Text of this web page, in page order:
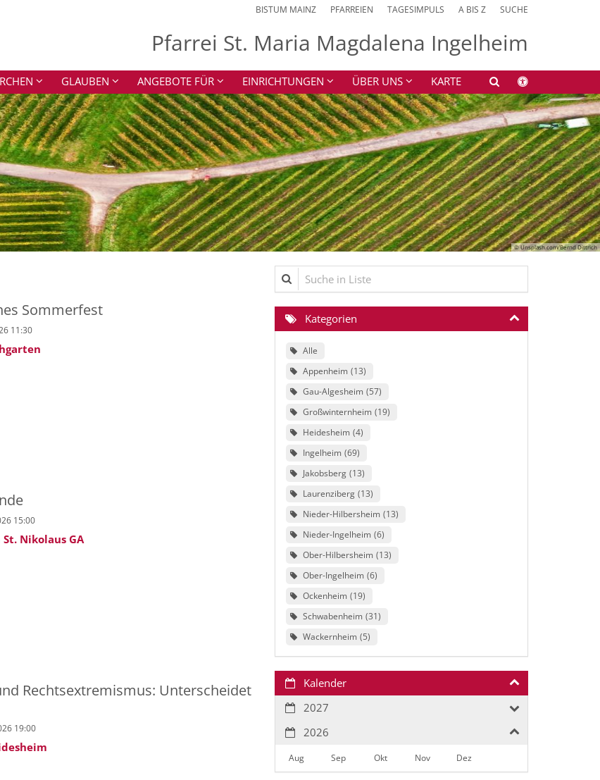
BISTUM MAINZ PFARREIEN TAGESIMPULS A BIS Z SUCHE
Pfarrei St. Maria Magdalena Ingelheim
GLAUBEN ANGEBOTE FÜR EINRICHTUNGEN ÜBER UNS KARTE
© Unsplash.com/Bernd Dittrich
Sommerfest
11:30
15:00
Nikolaus GA
Rechtsextremismus: Unterscheidet
19:00
Suche in Liste
Kategorien
Alle
Appenheim 13
Gau-Algesheim 57
Großwinternheim 19
Heidesheim 4
Ingelheim 69
Jakobsberg 13
Laurenziberg 13
Nieder-Hilbersheim 13
Nieder-Ingelheim 6
Ober-Hilbersheim 13
Ober-Ingelheim 6
Ockenheim 19
Schwabenheim 31
Wackernheim 5
Kalender
2027
2026
Aug Sep Okt Nov Dez